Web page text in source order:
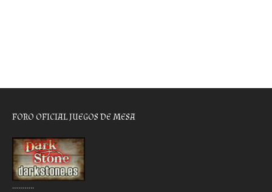
FORO OFICIAL JUEGOS DE MESA
………..